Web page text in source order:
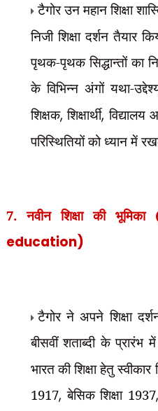
टैगोर उन महान शिक्षा
निजी शिक्षा दर्शन तैयार
पृथक-पृथक सिद्धान्तों का
के विभिन्न अंगों यथा-
शिक्षक,शिक्षार्थी,विद्यालय
परिस्थितियों को ध्यान में
7. नवीन शिक्षा की भूमिका
education)
टैगोर ने अपने शिक्षा
बीसवीं शताब्दी के प्रारंभ
भारत की शिक्षा हेतु
1917,बेसिक शिक्षा 1937